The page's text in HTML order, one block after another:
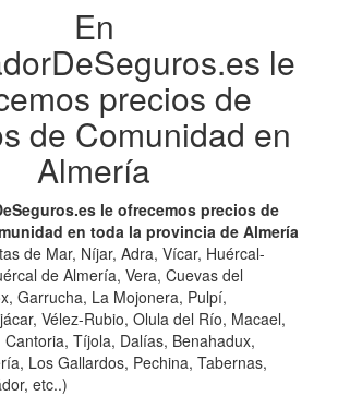
En
le
precios de
de Comunidad en
Almería
le ofrecemos precios de
en toda la provincia de Almería
de Mar, Níjar, Adra, Vícar, Huércal-
de Almería, Vera, Cuevas del
Garrucha, La Mojonera, Pulpí,
Vélez-Rubio, Olula del Río, Macael,
Cantoria, Tíjola, Dalías, Benahadux,
Los Gallardos, Pechina, Tabernas,
etc..)